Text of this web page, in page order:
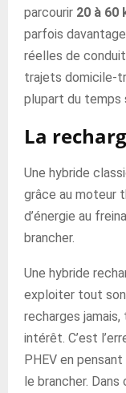
parcourir 20 à 60
parfois
réelles de
trajets domicile-
plupart du temps
La
Une hybride
grâce au moteur
d’énergie au
brancher.
Une hybride
exploiter tout
recharges
intérêt. C’est
PHEV en pensant
le brancher.